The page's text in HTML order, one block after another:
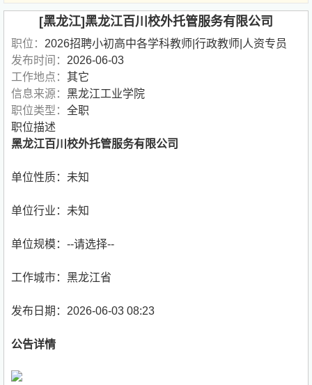
[黑龙江]黑龙江百川校外托管服务有限公司
职位： 2026招聘小初高中各学科教师|行政教师|人资专员
发布时间： 2026-06-03
工作地点： 其它
信息来源： 黑龙江工业学院
职位类型： 全职
职位描述
黑龙江百川校外托管服务有限公司
单位性质：未知
单位行业：未知
单位规模：--请选择--
工作城市：黑龙江省
发布日期：2026-06-03 08:23
公告详情